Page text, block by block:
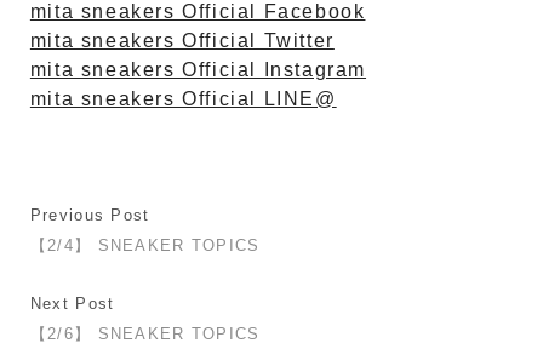
mita sneakers Official Facebook
mita sneakers Official Twitter
mita sneakers Official Instagram
mita sneakers Official LINE@
Previous Post
【2/4】 SNEAKER TOPICS
Next Post
【2/6】 SNEAKER TOPICS